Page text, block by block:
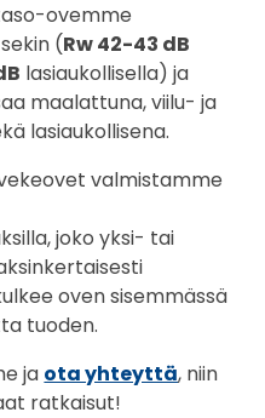
ovemme
(Rw 42-43 dB
lasiaukollisella) ja
maalattuna, viilu- ja
lasiaukollisena.
valmistamme
joko yksi- tai
oven sisemmässä
tuoden.
ja ota yhteyttä, niin
ratkaisut!